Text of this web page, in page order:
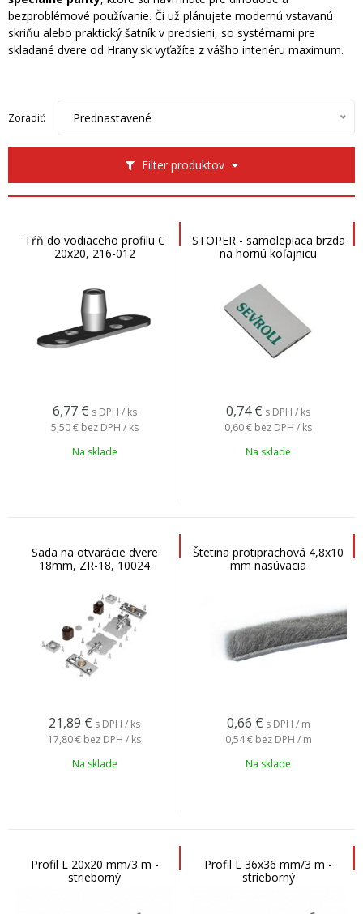
bezproblémové používanie. Či už plánujete modernú vstavanú
skriňu alebo praktický šatník v predsieni, so systémami pre
skladané dvere od Hrany.sk vyťažíte z vášho interiéru maximum.
Filter produktov
Zoradiť: Prednastavené
Tŕň do vodiaceho profilu C
20x20, 216-012
6,77 € s DPH / ks
5,50 € bez DPH / ks
Na sklade
STOPER - samolepiaca brzda
na hornú koľajnicu
0,74 € s DPH / ks
0,60 € bez DPH / ks
Na sklade
Sada na otvarácie dvere
18mm, ZR-18, 10024
21,89 € s DPH / ks
17,80 € bez DPH / ks
Na sklade
Štetina protiprachová 4,8x10
mm nasúvacia
0,66 € s DPH / m
0,54 € bez DPH / m
Na sklade
Profil L 20x20 mm/3 m -
strieborný
Profil L 36x36 mm/3 m -
strieborný